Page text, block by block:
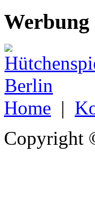
Werbung
Home |
Copyright